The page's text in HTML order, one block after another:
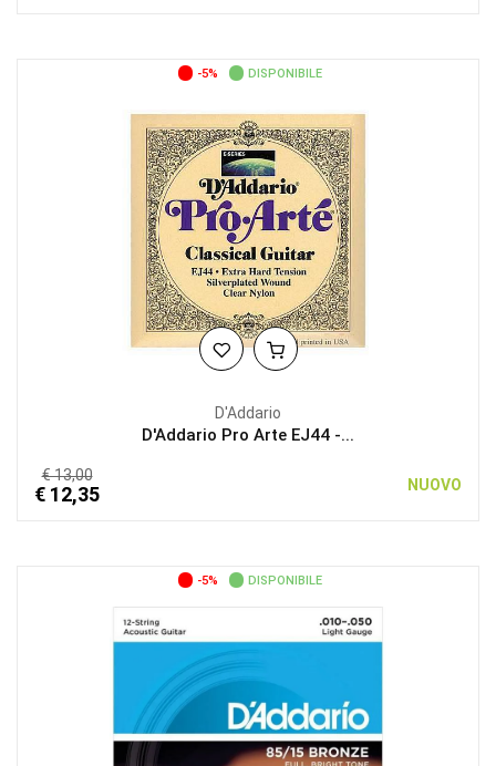
-5% DISPONIBILE
D'Addario
D'Addario Pro Arte EJ44 -...
€ 13,00
€ 12,35 NUOVO
-5% DISPONIBILE